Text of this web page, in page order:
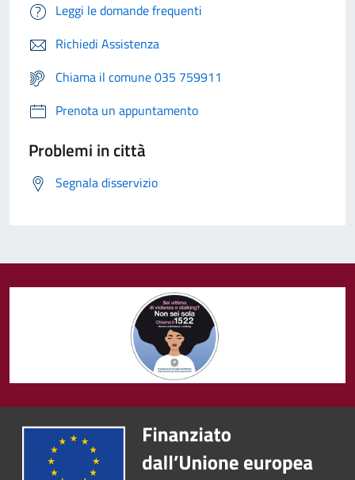
Leggi le domande frequenti
Richiedi Assistenza
Chiama il comune 035 759911
Prenota un appuntamento
Problemi in città
Segnala disservizio